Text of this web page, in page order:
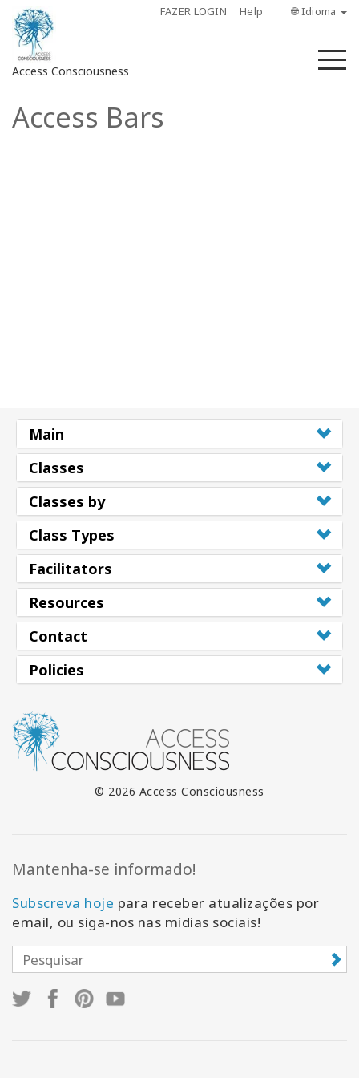
FAZER LOGIN Help 🌐 Idioma
Access Consciousness
Fazer
Shop
More
Novidades
CONTATO
PESQUISAR
Access Bars
Main
Classes
Classes by
Class Types
Facilitators
Resources
Contact
Policies
© 2026 Access Consciousness
Mantenha-se informado!
Subscreva hoje para receber atualizações por
email, ou siga-nos nas mídias sociais!